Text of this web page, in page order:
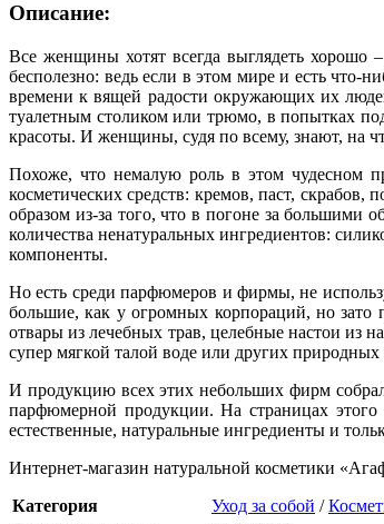
Описание:
Все женщины хотят всегда выглядеть хорошо
бесполезно: ведь если в этом мире и есть что-
времени к вящей радости окружающих их
туалетным столиком или трюмо, в попытках
красоты. И женщины, судя по всему, знают, на
Похоже, что немалую роль в этом чудесном
косметических средств: кремов, паст,
образом из-за того, что в погоне за большими
количества ненатуральных ингредиентов:
компоненты.
Но есть среди парфюмеров и фирмы, не
большие, как у огромных корпораций, но зато
отвары из лечебных трав, целебные настои из
супер мягкой талой воде или других природных
И продукцию всех этих небольших фирм
парфюмерной продукции. На страницах этого
естественные, натуральные ингредиенты и
Интернет-магазин натуральной косметики
Категория Уход за собой /